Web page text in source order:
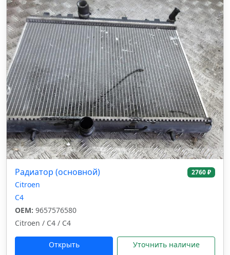
Радиатор (основной) 2760 ₽
Citroen
C4
OEM: 9657576580
Citroen / C4 / C4
Открыть Уточнить наличие